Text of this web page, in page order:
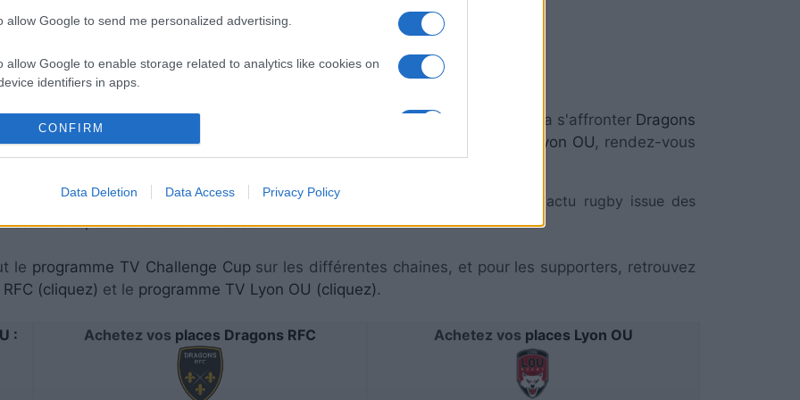
allow Google to send me personalized advertising.
allow Google to enable storage related to analytics like cookies on
identifiers in apps.
allow Google to enable storage related to functionality of the website
CONFIRM
Data Deletion Data Access Privacy Policy
Lyon OU
lieu sur BEIN SPORTS . Ce match de la 2e journée deChallenge Cup verra s'affronter Dragons
Décembre 2025 à 16h15. Pour vous procurer des places Dragons RFC Lyon OU, rendez-vous
:cliquez ici.
pas à vous rendre chez notre partenaire RezoSport.com qui sélectionne l'actu rugby issue des
calendriers et résultats.
le programme TV Challenge Cupsur les différentes chaines, et pour les supporters, retrouvez
(cliquez) et le programme TV Lyon OU (cliquez).
: Achetez vos places Dragons RFC Achetez vos places Lyon OU